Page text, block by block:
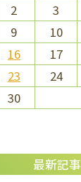
2 3
9 10
16 17
23 24
30
最新記事